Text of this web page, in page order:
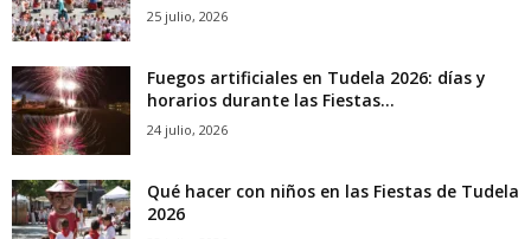
25 julio, 2026
Fuegos artificiales en Tudela 2026: días y
horarios durante las Fiestas...
24 julio, 2026
Qué hacer con niños en las Fiestas de Tudela
2026